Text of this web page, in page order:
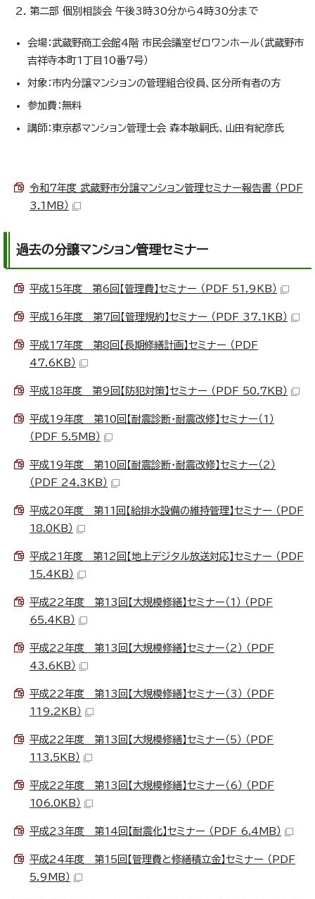
第二部 個別相談会 午後3時30分から4時30分まで
会場：武蔵野商工会館4階 市民会議室ゼロワンホール（武蔵野市
吉祥寺本町1丁目10番7号）
対象：市内分譲マンションの管理組合役員、区分所有者の方
参加費：無料
講師：東京都マンション管理士会 森本敏嗣氏、山田有紀彦氏
令和7年度 武蔵野市分譲マンション管理セミナー報告書 （PDF
3.1MB）
過去の分譲マンション管理セミナー
平成15年度 第6回【管理費】セミナー （PDF 51.9KB）
平成16年度 第7回【管理規約】セミナー （PDF 37.1KB）
平成17年度 第8回【長期修繕計画】セミナー （PDF
47.6KB）
平成18年度 第9回【防犯対策】セミナー （PDF 50.7KB）
平成19年度 第10回【耐震診断・耐震改修】セミナー（1）
（PDF 5.5MB）
平成19年度 第10回【耐震診断・耐震改修】セミナー（2）
（PDF 24.3KB）
平成20年度 第11回【給排水設備の維持管理】セミナー （PDF
18.0KB）
平成21年度 第12回【地上デジタル放送対応】セミナー （PDF
15.4KB）
平成22年度 第13回【大規模修繕】セミナー（1） （PDF
65.4KB）
平成22年度 第13回【大規模修繕】セミナー（2） （PDF
43.6KB）
平成22年度 第13回【大規模修繕】セミナー（3） （PDF
119.2KB）
平成22年度 第13回【大規模修繕】セミナー（5） （PDF
113.5KB）
平成22年度 第13回【大規模修繕】セミナー（6） （PDF
106.0KB）
平成23年度 第14回【耐震化】セミナー （PDF 6.4MB）
平成24年度 第15回【管理費と修繕積立金】セミナー （PDF
5.9MB）